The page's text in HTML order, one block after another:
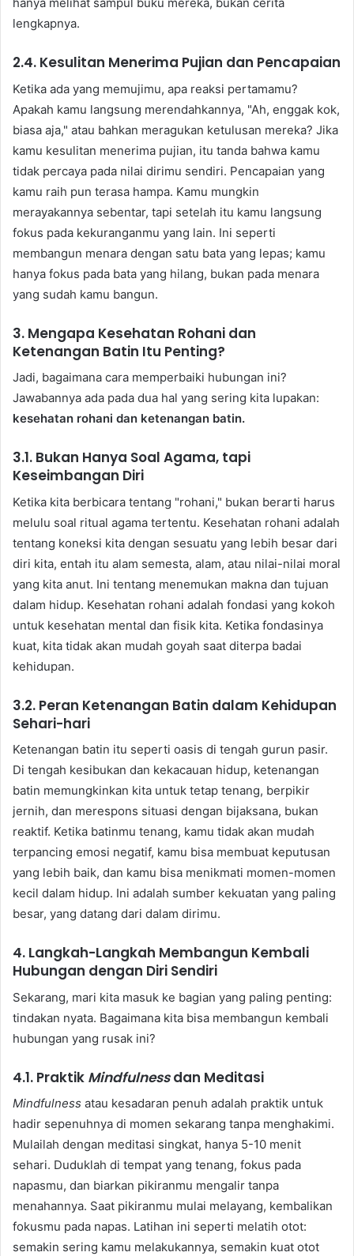
hanya melihat sampul buku mereka, bukan cerita
lengkapnya.
2.4. Kesulitan Menerima Pujian dan Pencapaian
Ketika ada yang memujimu, apa reaksi pertamamu?
Apakah kamu langsung merendahkannya, "Ah, enggak kok,
biasa aja," atau bahkan meragukan ketulusan mereka? Jika
kamu kesulitan menerima pujian, itu tanda bahwa kamu
tidak percaya pada nilai dirimu sendiri. Pencapaian yang
kamu raih pun terasa hampa. Kamu mungkin
merayakannya sebentar, tapi setelah itu kamu langsung
fokus pada kekuranganmu yang lain. Ini seperti
membangun menara dengan satu bata yang lepas; kamu
hanya fokus pada bata yang hilang, bukan pada menara
yang sudah kamu bangun.
3. Mengapa Kesehatan Rohani dan
Ketenangan Batin Itu Penting?
Jadi, bagaimana cara memperbaiki hubungan ini?
Jawabannya ada pada dua hal yang sering kita lupakan:
kesehatan rohani dan ketenangan batin.
3.1. Bukan Hanya Soal Agama, tapi
Keseimbangan Diri
Ketika kita berbicara tentang "rohani," bukan berarti harus
melulu soal ritual agama tertentu. Kesehatan rohani adalah
tentang koneksi kita dengan sesuatu yang lebih besar dari
diri kita, entah itu alam semesta, alam, atau nilai-nilai moral
yang kita anut. Ini tentang menemukan makna dan tujuan
dalam hidup. Kesehatan rohani adalah fondasi yang kokoh
untuk kesehatan mental dan fisik kita. Ketika fondasinya
kuat, kita tidak akan mudah goyah saat diterpa badai
kehidupan.
3.2. Peran Ketenangan Batin dalam Kehidupan
Sehari-hari
Ketenangan batin itu seperti oasis di tengah gurun pasir.
Di tengah kesibukan dan kekacauan hidup, ketenangan
batin memungkinkan kita untuk tetap tenang, berpikir
jernih, dan merespons situasi dengan bijaksana, bukan
reaktif. Ketika batinmu tenang, kamu tidak akan mudah
terpancing emosi negatif, kamu bisa membuat keputusan
yang lebih baik, dan kamu bisa menikmati momen-momen
kecil dalam hidup. Ini adalah sumber kekuatan yang paling
besar, yang datang dari dalam dirimu.
4. Langkah-Langkah Membangun Kembali
Hubungan dengan Diri Sendiri
Sekarang, mari kita masuk ke bagian yang paling penting:
tindakan nyata. Bagaimana kita bisa membangun kembali
hubungan yang rusak ini?
4.1. Praktik Mindfulnessdan Meditasi
Mindfulness atau kesadaran penuh adalah praktik untuk
hadir sepenuhnya di momen sekarang tanpa menghakimi.
Mulailah dengan meditasi singkat, hanya 5-10 menit
sehari. Duduklah di tempat yang tenang, fokus pada
napasmu, dan biarkan pikiranmu mengalir tanpa
menahannya. Saat pikiranmu mulai melayang, kembalikan
fokusmu pada napas. Latihan ini seperti melatih otot:
semakin sering kamu melakukannya, semakin kuat otot